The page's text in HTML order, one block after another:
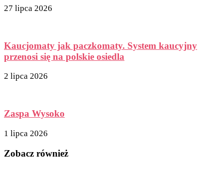
27 lipca 2026
Kaucjomaty jak paczkomaty. System kaucyjny
przenosi się na polskie osiedla
2 lipca 2026
Zaspa Wysoko
1 lipca 2026
Zobacz również